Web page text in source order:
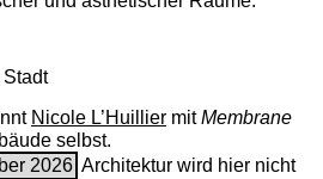
Stadt
Nicole L’Huilliermit ­Membrane
selbst.
2026 Architektur wird hier nicht